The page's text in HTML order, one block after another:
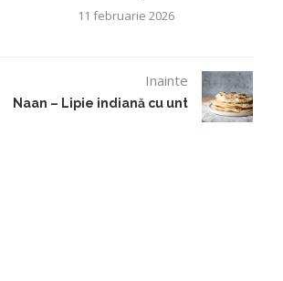
11 februarie 2026
Inainte
Naan – Lipie indiană cu unt